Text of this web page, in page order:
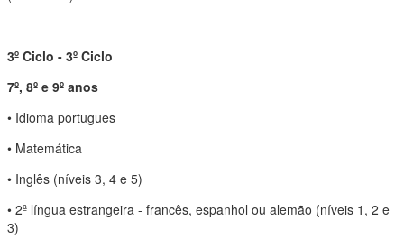
3º Ciclo - 3º Ciclo
7º, 8º e 9º anos
• Idioma portugues
• Matemática
• Inglês (níveis 3, 4 e 5)
• 2ª língua estrangeira - francês, espanhol ou alemão (níveis 1, 2 e
3)